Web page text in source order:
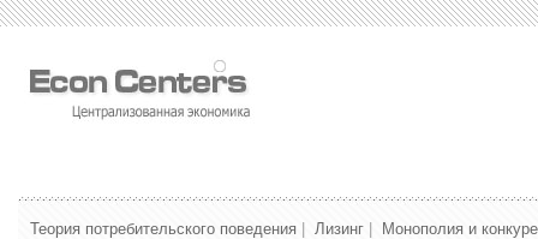
Теория потребительского поведения Лизинг Монополия и